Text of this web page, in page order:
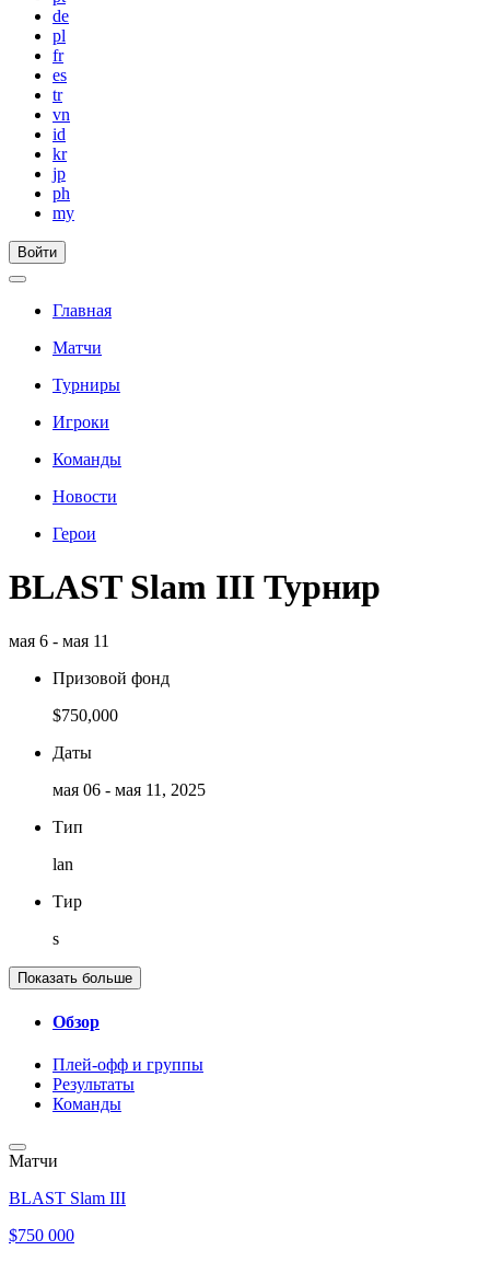
de
pl
fr
es
tr
vn
id
kr
jp
ph
my
Войти
Главная
Матчи
Турниры
Игроки
Команды
Новости
Герои
BLAST Slam III Турнир
мая 6 - мая 11
Призовой фонд
$750,000
Даты
мая 06 - мая 11, 2025
Тип
lan
Тир
s
Показать больше
Обзор
Плей-офф и группы
Результаты
Команды
Матчи
BLAST Slam III
$750 000